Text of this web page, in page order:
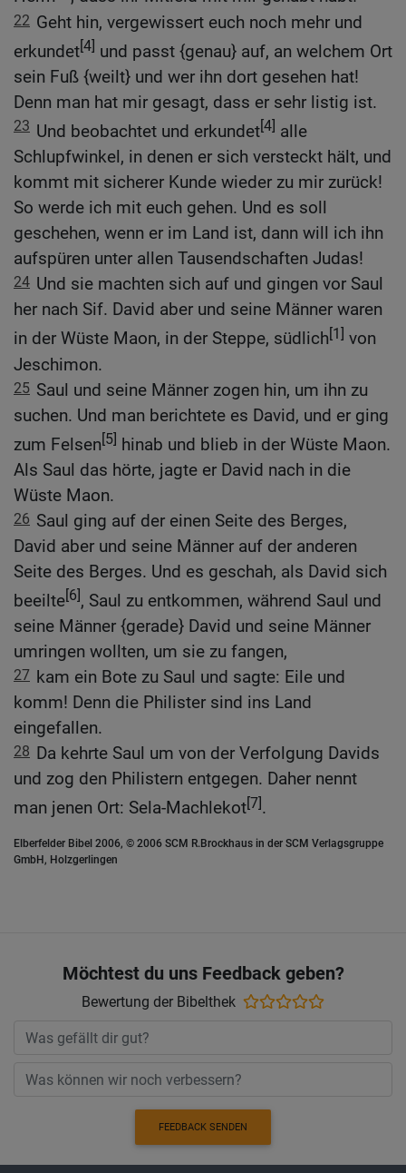
22 Geht hin, vergewissert euch noch mehr und
erkundet[4] und passt {genau} auf, an welchem Ort
sein Fuß {weilt} und wer ihn dort gesehen hat!
Denn man hat mir gesagt, dass er sehr listig ist.
23 Und beobachtet und erkundet[4] alle
Schlupfwinkel, in denen er sich versteckt hält, und
kommt mit sicherer Kunde wieder zu mir zurück!
So werde ich mit euch gehen. Und es soll
geschehen, wenn er im Land ist, dann will ich ihn
aufspüren unter allen Tausendschaften Judas!
24 Und sie machten sich auf und gingen vor Saul
her nach Sif. David aber und seine Männer waren
in der Wüste Maon, in der Steppe, südlich[1] von
Jeschimon.
25 Saul und seine Männer zogen hin, um ihn zu
suchen. Und man berichtete es David, und er ging
zum Felsen[5] hinab und blieb in der Wüste Maon.
Als Saul das hörte, jagte er David nach in die
Wüste Maon.
26 Saul ging auf der einen Seite des Berges,
David aber und seine Männer auf der anderen
Seite des Berges. Und es geschah, als David sich
beeilte[6], Saul zu entkommen, während Saul und
seine Männer {gerade} David und seine Männer
umringen wollten, um sie zu fangen,
27 kam ein Bote zu Saul und sagte: Eile und
komm! Denn die Philister sind ins Land
eingefallen.
28 Da kehrte Saul um von der Verfolgung Davids
und zog den Philistern entgegen. Daher nennt
man jenen Ort: Sela-Machlekot[7].
Elberfelder Bibel 2006, © 2006 SCM R.Brockhaus in der SCM Verlagsgruppe
GmbH, Holzgerlingen
Möchtest du uns Feedback geben?
Bewertung der Bibelthek
FEEDBACK SENDEN